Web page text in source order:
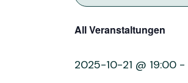
All Veranstaltungen
2025-10-21 @ 19:00 -